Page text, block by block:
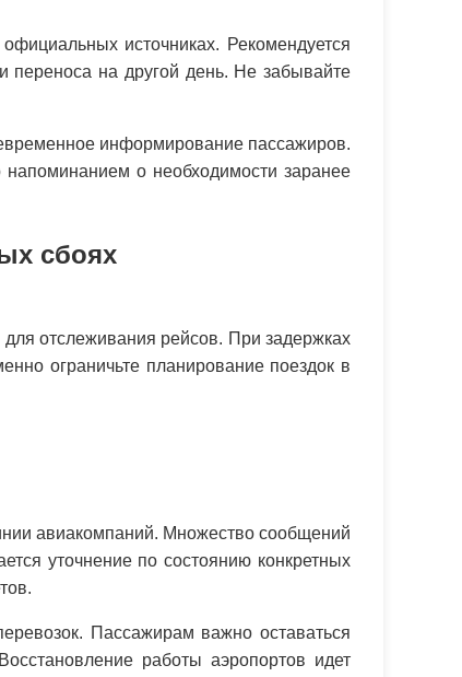
источниках. Рекомендуется
переноса на другой день. Не забывайте
информирование пассажиров.
о необходимости заранее
сбоях
отслеживания рейсов. При задержках
ограничьте планирование поездок в
авиакомпаний. Множество сообщений
уточнение по состоянию конкретных
Пассажирам важно оставаться
работы аэропортов идет